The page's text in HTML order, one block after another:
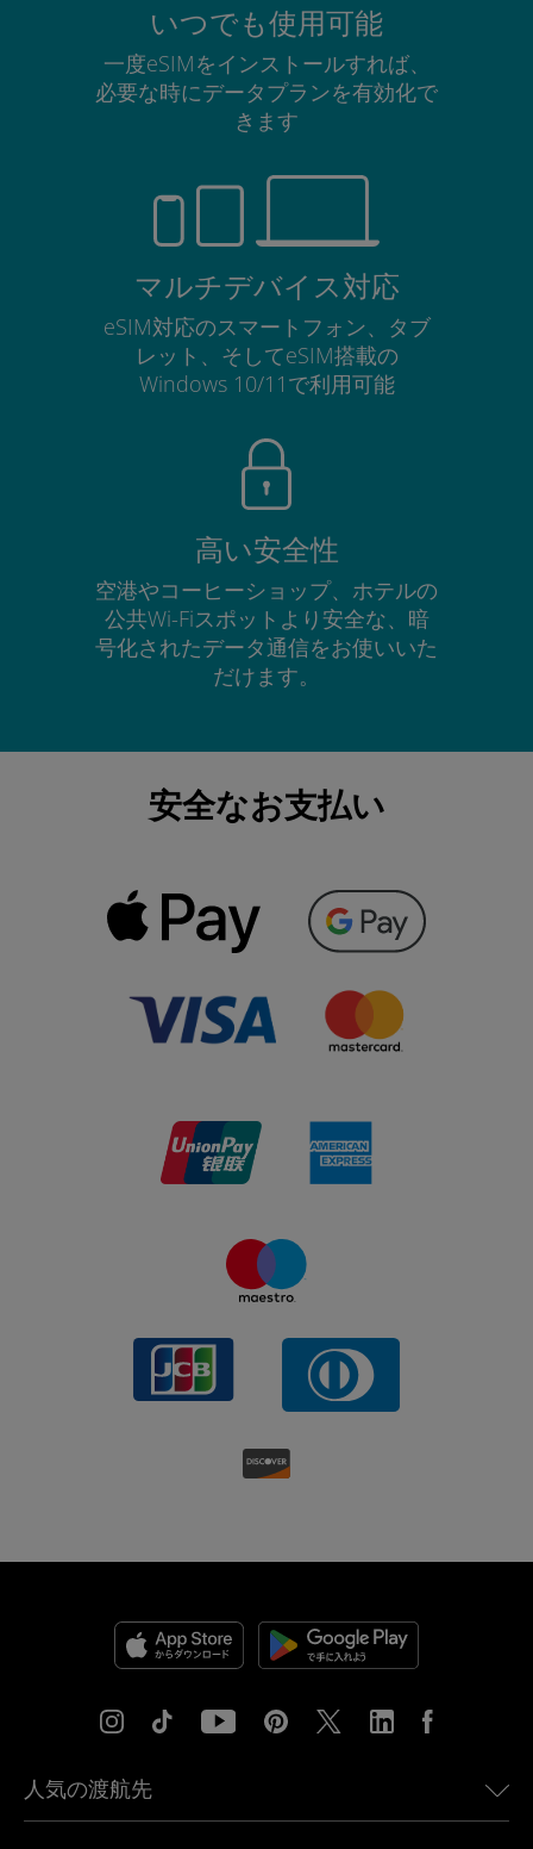
いつでも使用可能
一度eSIMをインストールすれば、
必要な時にデータプランを有効化で
きます
マルチデバイス対応
eSIM対応のスマートフォン、タブ
レット、そしてeSIM搭載の
Windows 10/11で利用可能
高い安全性
空港やコーヒーショップ、ホテルの
公共Wi-Fiスポットより安全な、暗
号化されたデータ通信をお使いいた
だけます。
安全なお支払い
人気の渡航先